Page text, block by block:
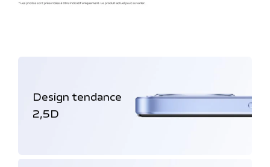
Design tendance
2,5D